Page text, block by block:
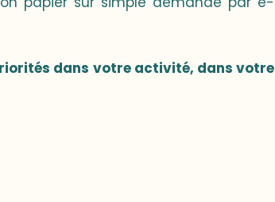
dans votre activité, dans votre